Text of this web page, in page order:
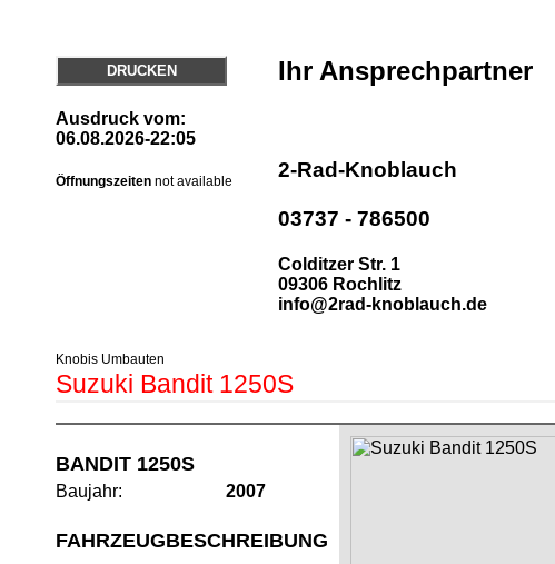
DRUCKEN
Ausdruck vom:
06.08.2026-22:05
Öffnungszeiten not available
Ihr Ansprechpartner
2-Rad-Knoblauch
03737 - 786500
Colditzer Str. 1
09306 Rochlitz
info@2rad-knoblauch.de
Knobis Umbauten
Suzuki Bandit 1250S
BANDIT 1250S
Baujahr: 2007
FAHRZEUGBESCHREIBUNG